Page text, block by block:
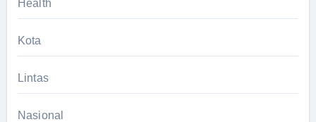
Health
Kota
Lintas
Nasional